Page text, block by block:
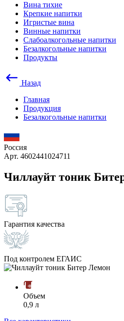
Вина тихие
Крепкие напитки
Игристые вина
Винные напитки
Слабоалкогольные напитки
Безалкогольные напитки
Продукты
Назад
Главная
Продукция
Безалкогольные напитки
Россия
Арт. 4602441024711
Чиллауйт тоник
Гарантия качества
Под контролем ЕГАИС
Объем
0,9 л